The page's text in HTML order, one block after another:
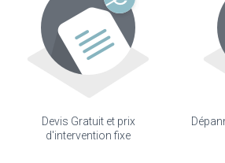
Devis Gratuit et prix
d'intervention fixe